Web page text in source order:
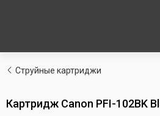
Струйные картриджи
Картридж Canon PFI-102BK